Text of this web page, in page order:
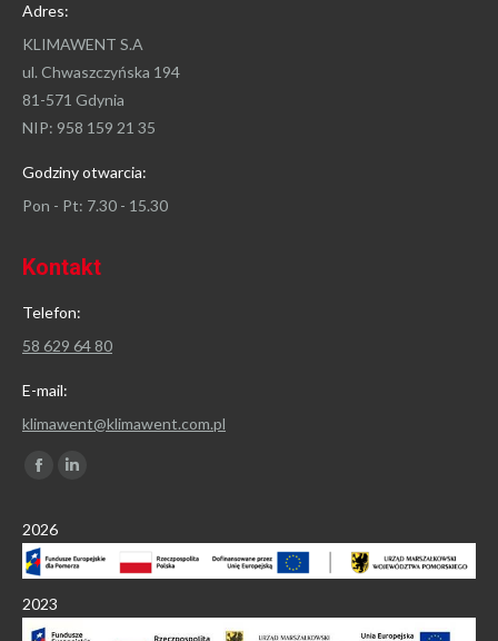
Adres:
KLIMAWENT S.A
ul. Chwaszczyńska 194
81-571 Gdynia
NIP: 958 159 21 35
Godziny otwarcia:
Pon - Pt: 7.30 - 15.30
Kontakt
Telefon:
58 629 64 80
E-mail:
klimawent@klimawent.com.pl
Znajdź nas na:
Facebook
opens
in
window
in
window
2026
2023